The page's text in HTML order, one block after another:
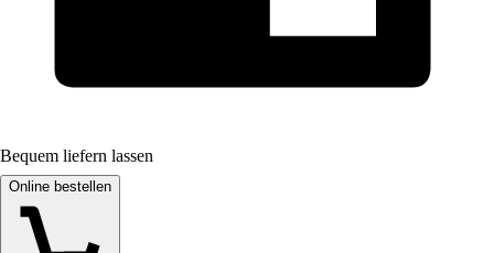
Bequem liefern lassen
Online bestellen